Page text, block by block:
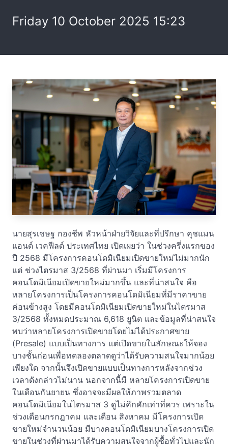
Friday 10 October 2025 15:23
นายสุรเชษฐ กองชีพ หัวหน้าฝ่ายวิจัยและที่ปรึกษา คุชแมน
แอนด์ เวคฟีลด์ ประเทศไทย เปิดเผยว่า ในช่วงครึ่งแรกของ
ปี 2568 มีโครงการคอนโดมิเนียมเปิดขายใหม่ไม่มากนัก
แต่ ช่วงไตรมาส 3/2568 ที่ผ่านมา เริ่มมีโครงการ
คอนโดมิเนียมเปิดขายใหม่มากขึ้น และที่น่าสนใจ คือ
หลายโครงการเป็นโครงการคอนโดมิเนียมที่มีราคาขาย
ค่อนข้างสูง โดยมีคอนโดมิเนียมเปิดขายใหม่ในไตรมาส
3/2568 ทั้งหมดประมาณ 6,618 ยูนิต และข้อมูลที่น่าสนใจ
พบว่าหลายโครงการเปิดขายโดยไม่ได้ประกาศขาย
(Presale) แบบเป็นทางการ แต่เปิดขายในลักษณะให้จอง
บางชั้นก่อนเพื่อทดลองตลาดดูว่าได้รับความสนใจมากน้อย
เพียงใด จากนั้นจึงเปิดขายแบบเป็นทางการหลังจากช่วง
เวลาดังกล่าวไม่นาน นอกจากนี้มี หลายโครงการเปิดขาย
ในเดือนกันยายน ซึ่งอาจจะมีผลให้ภาพรวมตลาด
คอนโดมิเนียมในไตรมาส 3 ดูไม่คึกคักเท่าที่ควร เพราะใน
ช่วงเดือนกรกฎาคม และเดือน สิงหาคม มีโครงการเปิด
ขายใหม่จำนวนน้อย มีบางคอนโดมิเนียมบางโครงการเปิด
ขายในช่วงที่ผ่านมาได้รับความสนใจจากผู้ซื้อทั่วไปและนัก